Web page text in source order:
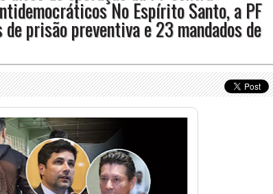
No Espírito Santo, a PF
prisão preventiva e 23 mandados de